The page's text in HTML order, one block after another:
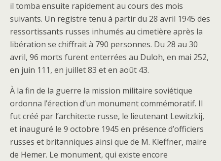
il tomba ensuite rapidement au cours des mois
suivants. Un registre tenu à partir du 28 avril 1945 des
ressortissants russes inhumés au cimetière après la
libération se chiffrait à 790 personnes. Du 28 au 30
avril, 96 morts furent enterrées au Duloh, en mai 252,
en juin 111, en juillet 83 et en août 43.
À la fin de la guerre la mission militaire soviétique
ordonna l’érection d’un monument commémoratif. Il
fut créé par l’architecte russe, le lieutenant Lewitzkij,
et inauguré le 9 octobre 1945 en présence d’officiers
russes et britanniques ainsi que de M. Kleffner, maire
de Hemer. Le monument, qui existe encore